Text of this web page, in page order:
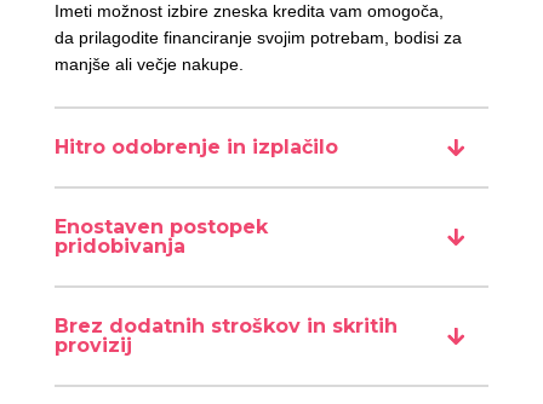
Imeti možnost izbire zneska kredita vam omogoča,
da prilagodite financiranje svojim potrebam, bodisi za
manjše ali večje nakupe.
Hitro odobrenje in izplačilo
Enostaven postopek
pridobivanja
Brez dodatnih stroškov in skritih
provizij